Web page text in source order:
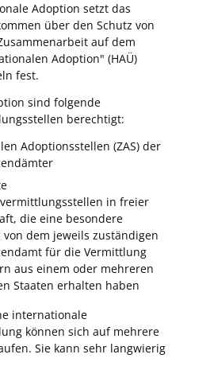
Adoption setzt das
über den Schutz von
auf dem
Adoption" (HAÜ)
fest.
sind folgende
berechtigt:
Adoptionsstellen (ZAS) der
in freier
die eine besondere
von dem jeweils zuständigen
für die Vermittlung
aus einem oder mehreren
Staaten erhalten haben
internationale
können sich auf mehrere
Sie kann sehr langwierig